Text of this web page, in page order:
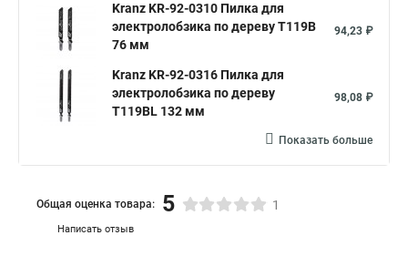
Kranz KR-92-0310 Пилка для
электролобзика по дереву T119B
76 мм
94,23 ₽
Kranz KR-92-0316 Пилка для
электролобзика по дереву
T119BL 132 мм
98,08 ₽
Показать больше
Написать отзыв
Общая оценка товара: 5 1